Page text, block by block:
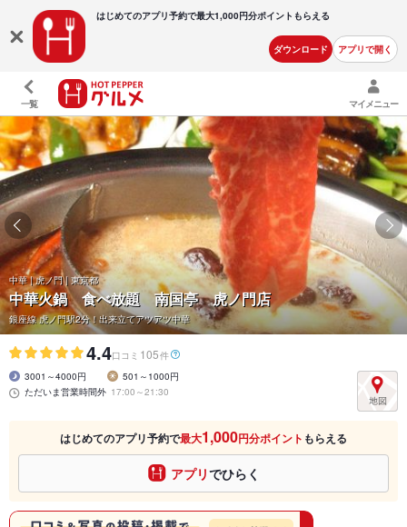
はじめてのアプリ予約で最大1,000円分ポイントもらえる
ダウンロード アプリで開く
一覧 マイメニュー
中華 | 虎ノ門 | 東京都
中華火鍋 食べ放題 南国亭 虎ノ門店
銀座線 虎ノ門駅2分！出来立てアツアツ中華
4.4口コミ 105件
3001～4000円
501～1000円
ただいま営業時間外 17:00～21:30
はじめてのアプリ予約で最大1,000円分ポイント もらえる
アプリでひらく